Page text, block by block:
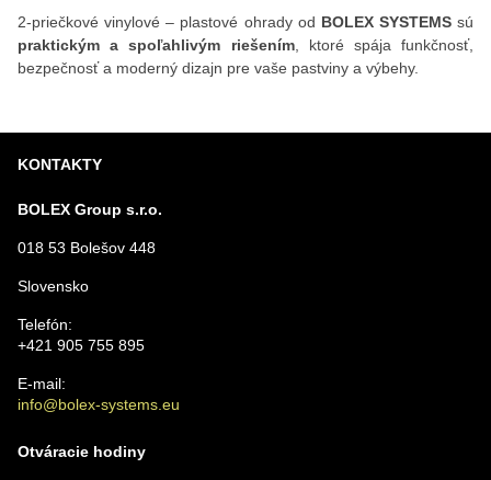
2‑priečkové vinylové – plastové ohrady od BOLEX SYSTEMSsú
praktickým a spoľahlivým riešením, ktoré spája funkčnosť,
bezpečnosť a moderný dizajn pre vaše pastviny a výbehy.
KONTAKTY
BOLEX Group s.r.o.
018 53 Bolešov 448
Slovensko
Telefón:
+421 905 755 895
E-mail:
info@bolex-systems.eu
Otváracie hodiny